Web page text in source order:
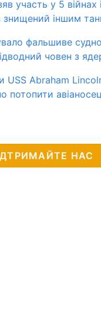
участь у 5 війнах
знищений іншим
фальшиве
човен з
USS Abraham
потопити
НАС